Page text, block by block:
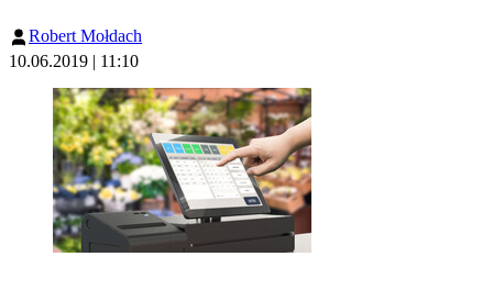
Robert Mołdach
10.06.2019 | 11:10